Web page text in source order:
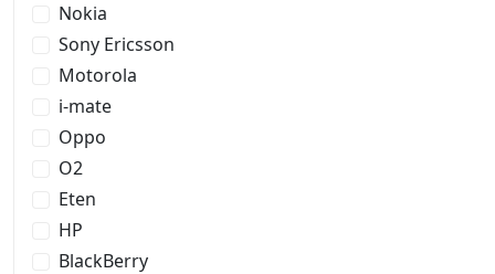
Nokia
Sony Ericsson
Motorola
i-mate
Oppo
O2
Eten
HP
BlackBerry